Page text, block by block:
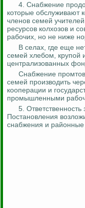
4. Снабжение
которые обслуживают
членов семей
ресурсов колхозов и
рабочих, но не ниже
В селах, где еще
семей хлебом, крупой
централизованных
Снабжение
семей производить
кооперации и
промышленными
5.
Постановления
снабжения и